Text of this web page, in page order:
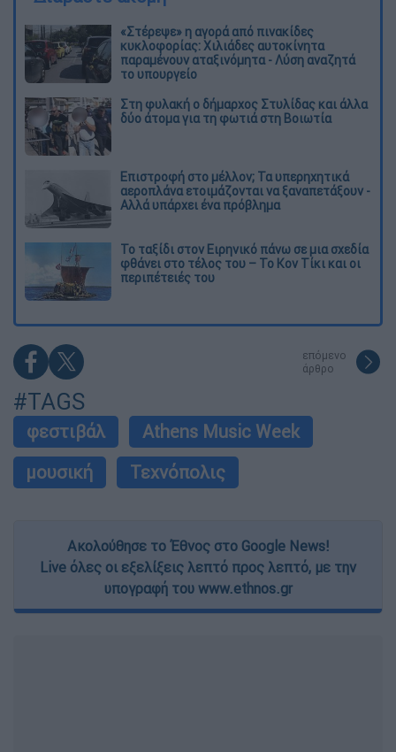
«Στέρεψε» η αγορά από πινακίδες
κυκλοφορίας: Χιλιάδες αυτοκίνητα
παραμένουν αταξινόμητα - Λύση αναζητά
το υπουργείο
Στη φυλακή ο δήμαρχος Στυλίδας και άλλα
δύο άτομα για τη φωτιά στη Βοιωτία
Επιστροφή στο μέλλον; Τα υπερηχητικά
αεροπλάνα ετοιμάζονται να ξαναπετάξουν -
Αλλά υπάρχει ένα πρόβλημα
Το ταξίδι στον Ειρηνικό πάνω σε μια σχεδία
φθάνει στο τέλος του – Το Κον Τίκι και οι
περιπέτειές του
επόμενο
άρθρο
#TAGS
φεστιβάλ
Athens Music Week
μουσική
Τεχνόπολις
Ακολούθησε το Έθνος στο Google News!
Live όλες οι εξελίξεις λεπτό προς λεπτό, με την
υπογραφή του www.ethnos.gr